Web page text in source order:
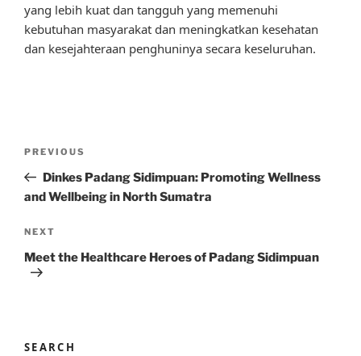
yang lebih kuat dan tangguh yang memenuhi
kebutuhan masyarakat dan meningkatkan kesehatan
dan kesejahteraan penghuninya secara keseluruhan.
Previous
Post
PREVIOUS
Dinkes Padang Sidimpuan: Promoting Wellness
and Wellbeing in North Sumatra
Next
Post
NEXT
Meet the Healthcare Heroes of Padang Sidimpuan
SEARCH